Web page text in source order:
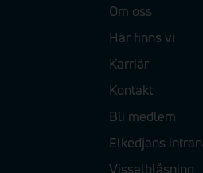
Om oss
Här finns vi
Karriär
Kontakt
Bli medlem
Elkedjans
Visselblåsning